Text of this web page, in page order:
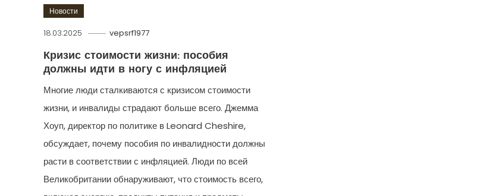
Новости
18.03.2025 vepsrf1977
Кризис стоимости жизни: пособия
должны идти в ногу с инфляцией
Многие люди сталкиваются с кризисом стоимости
жизни, и инвалиды страдают больше всего. Джемма
Хоуп, директор по политике в Leonard Cheshire,
обсуждает, почему пособия по инвалидности должны
расти в соответствии с инфляцией. Люди по всей
Великобритании обнаруживают, что стоимость всего,